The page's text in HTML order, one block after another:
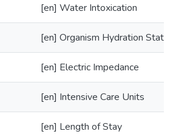
[en] Water Intoxication
[en] Organism Hydration Status
[en] Electric Impedance
[en] Intensive Care Units
[en] Length of Stay